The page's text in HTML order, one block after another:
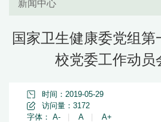
新闻中心
国家卫生健康委党组
校党委工作动员
时间：2019-05-29
访问量： 3172
字体： A- A A+